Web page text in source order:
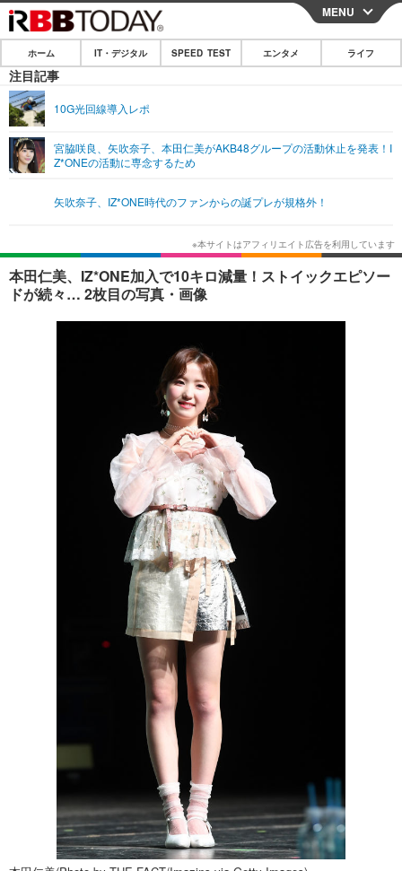
CLOSE
ホーム
IT・デジタル
ネタ
ショッピング その他
SPEED TEST
エンタメ
エンタメTOP 映画・ドラマ
韓国・芸能
音楽 スポーツ
ライフTOP グルメ
ペット ショッピング
その他
リリース一覧
プッシュ通知の停止方法
MENU
ホーム IT・デジタル SPEED TEST エンタメ ライフ
注目記事
10G光回線導入レポ
宮脇咲良、矢吹奈子、本田仁美がAKB48グループの活動休止を発表！I
Z*ONEの活動に専念するため
矢吹奈子、IZ*ONE時代のファンからの誕プレが規格外！
本田仁美、IZ*ONE加入で10キロ減量！ストイックエピソー
ドが続々… 2枚目の写真・画像